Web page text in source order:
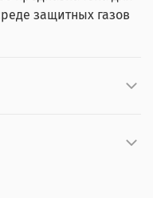
защитных газов